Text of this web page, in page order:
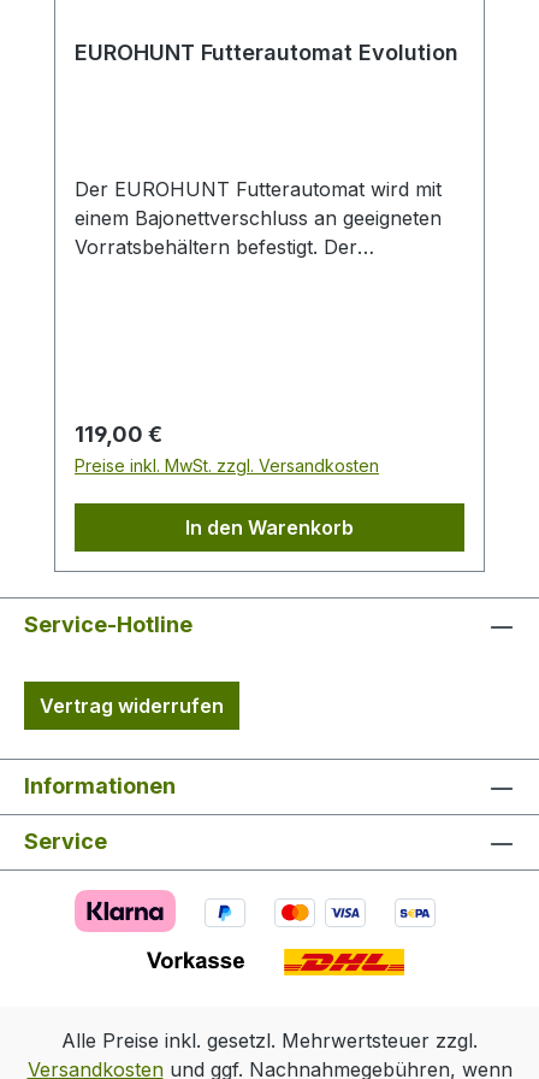
EUROHUNT Futterautomat Evolution
Der EUROHUNT Futterautomat wird mit
einem Bajonettverschluss an geeigneten
Vorratsbehältern befestigt. Der
Vorratsbehälter fällt. Einstellarbeiten am
Futterautomaten können so einfach
vorgenommen werden. Der EUROHUNT
Futterautomat ist am Streuteller mit einem
Schutzkäfig ausgestattet. Darunter
befindet sich ein Trichter, dieser Trichter
leitet überschüssiges Futter nach unten
ab. Es verbleiben keine Futterreste am
Ruhezustand verschlossen, es besteht
kein direkter Zugang zum Futter Erst
öffnen sich die Klappen am Streuteller
durch Fliehkraft und das Futter wird
Streuvorgangs schließen sich die Klappen
des Futterautomaten erfolgt einfach über
max. 10 m – hängt vom Kirrgut und
25x18x18 cm; Gewicht: 1,5 kg. Hinweis auf
Batterie- und Elektro G (§ 18 BattG i.V.m. §
Regulärer Preis:
119,00 €
Preise inkl. MwSt. zzgl. Versandkosten
In den Warenkorb
Service-Hotline
Vertrag widerrufen
Informationen
Service
Alle Preise inkl. gesetzl. Mehrwertsteuer zzgl.
Versandkostenund ggf. Nachnahmegebühren, wenn